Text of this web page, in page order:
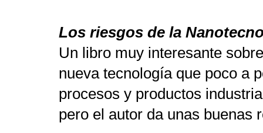
Los riesgos de la
Un libro muy interesante
nueva tecnología que poco a
procesos y productos
pero el autor da unas buenas